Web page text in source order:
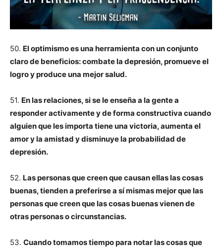
50. El optimismo es una herramienta con un conjunto
claro de beneficios: combate la depresión, promueve el
logro y produce una mejor salud.
51. En las relaciones, si se le enseña a la gente a
responder activamente y de forma constructiva cuando
alguien que les importa tiene una victoria, aumenta el
amor y la amistad y disminuye la probabilidad de
depresión.
52. Las personas que creen que causan ellas las cosas
buenas, tienden a preferirse a sí mismas mejor que las
personas que creen que las cosas buenas vienen de
otras personas o circunstancias.
53. Cuando tomamos tiempo para notar las cosas que